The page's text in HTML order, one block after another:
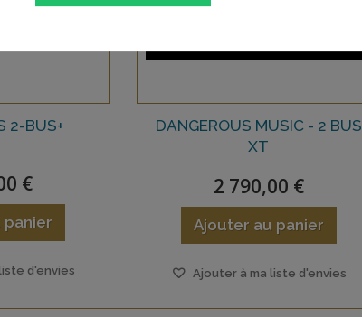
2-BUS+
€
panier
d'envies
DANGEROUS MUSIC - 2 BUS
XT
2 790,00 €
Ajouter au panier
Ajouter à ma liste d'envies